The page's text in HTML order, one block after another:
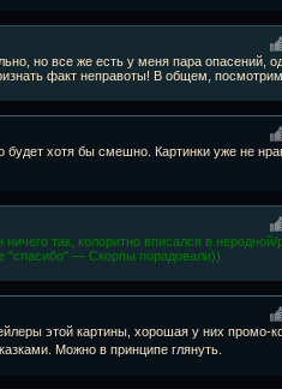
но все же есть у меня пара опасений,
факт неправоты! В общем, посмотрим.
хотя бы смешно. Картинки уже не
так, колоритно вписался в неродной/
"спасибо" — Скорпы порадовали))
этой картины, хорошая у них промо-
Можно в принципе глянуть.